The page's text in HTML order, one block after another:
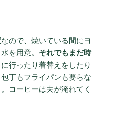
なので、焼いている間にヨ
を用意。 それでもまだ時
行ったり着替えをしたり
丁もフライパンも要らな
コーヒーは夫が淹れてく